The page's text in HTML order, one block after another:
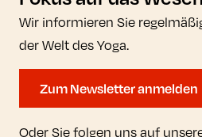
Wir informieren Sie
der Welt des Yoga.
Zum Newsletter anmelden
Oder Sie folgen uns auf